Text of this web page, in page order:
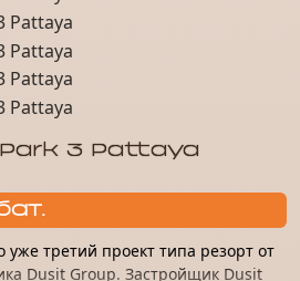
3 Pattaya
уже третий проект типа резорт от
Dusit Group. Застройщик Dusit